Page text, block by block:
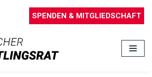
SPENDEN & MITGLIEDSCHAFT